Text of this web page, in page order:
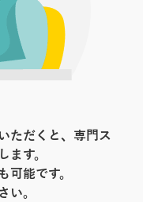
ただくと、専門ス
ます。
可能です。
い。